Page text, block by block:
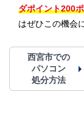
ダポイント200
はぜひこの機会
西宮市での
パソコン
処分方法